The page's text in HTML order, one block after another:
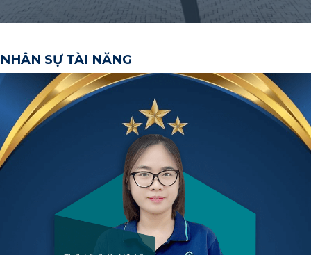
NHÂN SỰ TÀI NĂNG